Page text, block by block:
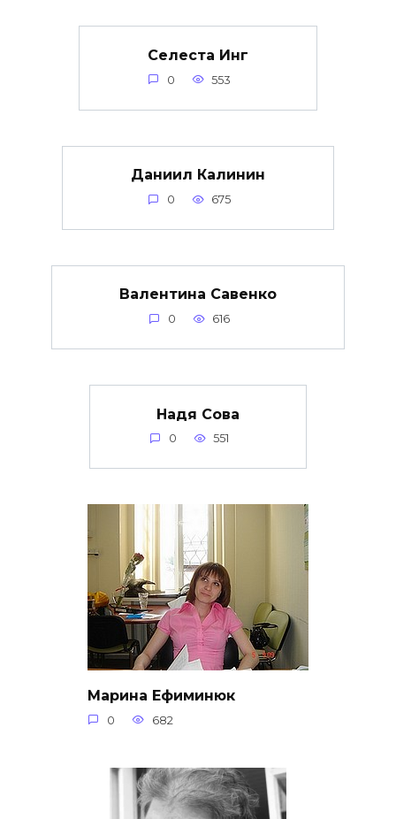
Селеста Инг
0 553
Даниил Калинин
0 675
Валентина Савенко
0 616
Надя Сова
0 551
Марина Ефиминюк
0 682